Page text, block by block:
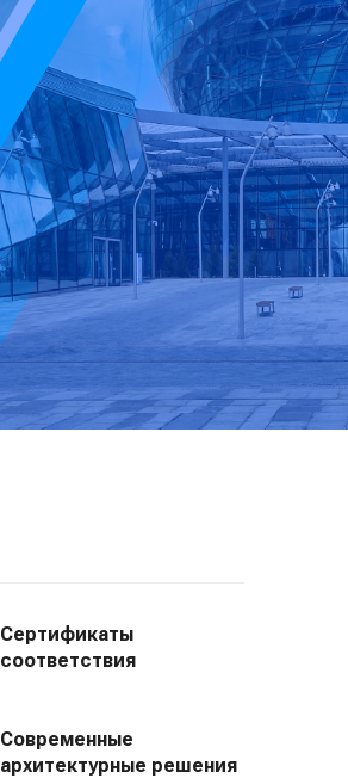
Сертификаты
соответствия
Современные
архитектурные решения